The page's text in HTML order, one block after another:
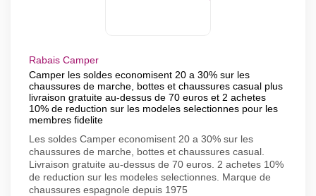
Rabais Camper
Camper les soldes economisent 20 a 30% sur les
chaussures de marche, bottes et chaussures casual plus
livraison gratuite au-dessus de 70 euros et 2 achetes
10% de reduction sur les modeles selectionnes pour les
membres fidelite
Les soldes Camper economisent 20 a 30% sur les
chaussures de marche, bottes et chaussures casual.
Livraison gratuite au-dessus de 70 euros. 2 achetes 10%
de reduction sur les modeles selectionnes. Marque de
chaussures espagnole depuis 1975